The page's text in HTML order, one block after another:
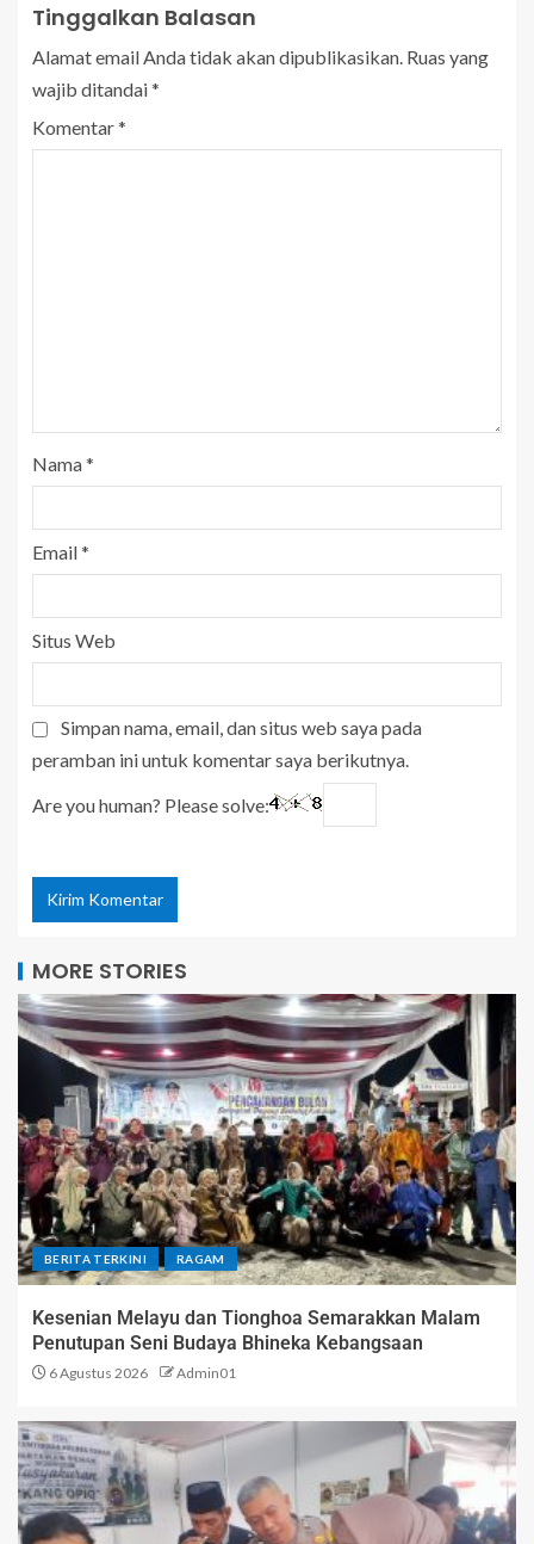
Tinggalkan Balasan
Alamat email Anda tidak akan dipublikasikan. Ruas yang
wajib ditandai*
Komentar*
Nama*
Email*
Situs Web
Simpan nama, email, dan situs web saya pada
peramban ini untuk komentar saya berikutnya.
Are you human? Please solve:
MORE STORIES
BERITA TERKINI RAGAM
Kesenian Melayu dan Tionghoa Semarakkan Malam
Penutupan Seni Budaya Bhineka Kebangsaan
6 Agustus 2026 Admin01